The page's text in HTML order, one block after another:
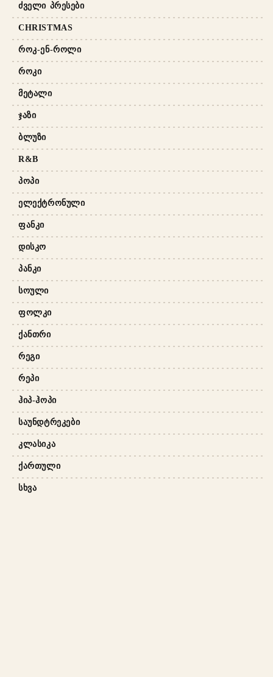
ᲫᲕᲔᲚᲘ ᲞᲠᲔᲡᲔᲑᲘ
CHRISTMAS
ᲠᲝᲙ-ᲔᲜ-ᲠᲝᲚᲘ
ᲠᲝᲙᲘ
ᲛᲔᲢᲐᲚᲘ
ᲯᲐᲖᲘ
ᲑᲚᲣᲖᲘ
R&B
ᲞᲝᲞᲘ
ᲔᲚᲔᲥᲢᲠᲝᲜᲣᲚᲘ
ᲤᲐᲜᲙᲘ
ᲓᲘᲡᲙᲝ
ᲞᲐᲜᲙᲘ
ᲡᲝᲣᲚᲘ
ᲤᲝᲚᲙᲘ
ᲥᲐᲜᲗᲠᲘ
ᲠᲔᲒᲘ
ᲠᲔᲞᲘ
ᲰᲘᲞ-ᲰᲝᲞᲘ
ᲡᲐᲣᲜᲓᲢᲠᲔᲙᲔᲑᲘ
ᲙᲚᲐᲡᲘᲙᲐ
ᲥᲐᲠᲗᲣᲚᲘ
ᲡᲮᲕᲐ